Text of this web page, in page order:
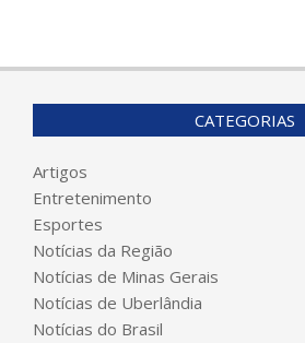
CATEGORIAS
Artigos
Entretenimento
Esportes
Notícias da Região
Notícias de Minas Gerais
Notícias de Uberlândia
Notícias do Brasil